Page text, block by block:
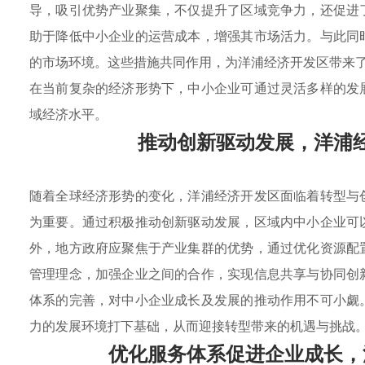
导，吸引优势产业聚集，不仅提升了区域竞争力，还促
助于降低中小企业的运营成本，增强其市场活力。与此
的市场环境。这些措施共同作用，为洋浦经济开发区带来
在当前复杂的经济形势下，中小企业可通过灵活多样的
域经济水平。
推动创新驱动发展，洋浦
随着全球经济形势的变化，洋浦经济开发区面临着转型
为重要。通过积极推动创新驱动发展，区域内中小企业
外，地方政府应聚焦于产业集群的优势，通过优化资源
管理理念，加强企业之间的合作，实现信息共享与协同
体系的完善，对中小企业成长及发展的推动作用不可小
力的发展环境打下基础，从而迎接转型带来的机遇与挑战
优化服务体系促进企业成长